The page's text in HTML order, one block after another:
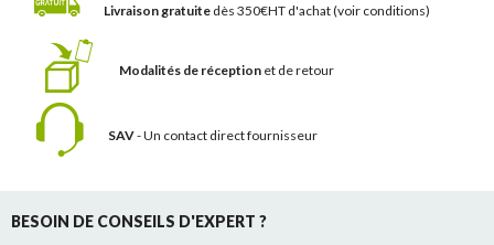
Livraison gratuite dès 350€HT d'achat(voir conditions)
Modalités de réception et de retour
SAV- Un contact direct fournisseur
BESOIN DE CONSEILS D'EXPERT ?